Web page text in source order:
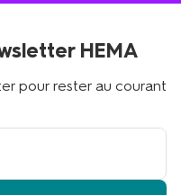
HEMA
pour rester au courant